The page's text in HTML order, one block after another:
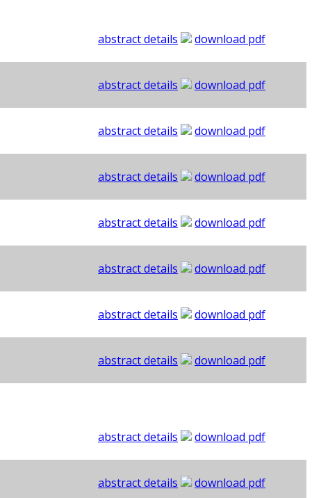
abstract details
download pdf
abstract details
download pdf
abstract details
download pdf
abstract details
download pdf
abstract details
download pdf
abstract details
download pdf
abstract details
download pdf
abstract details download pdf
abstract details
download pdf
abstract details download pdf